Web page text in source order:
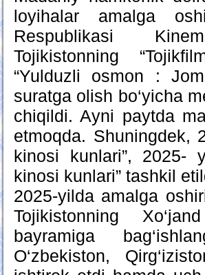
loyihalar amalga
Respublikasi
Tojikistonning
“Yulduzli osmon :
suratga olish bo‘yicha
chiqildi. Ayni paytda
etmoqda. Shuningdek,
kinosi kunlari”, 2025-
kinosi kunlari” tashkil
2025-yilda amalga
Tojikistonning
bayramiga
O‘zbekiston,